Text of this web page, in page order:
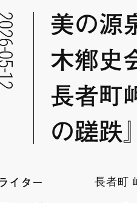
12
美の源
木鄕史
長者町
の蹉跌』
イター 長者町